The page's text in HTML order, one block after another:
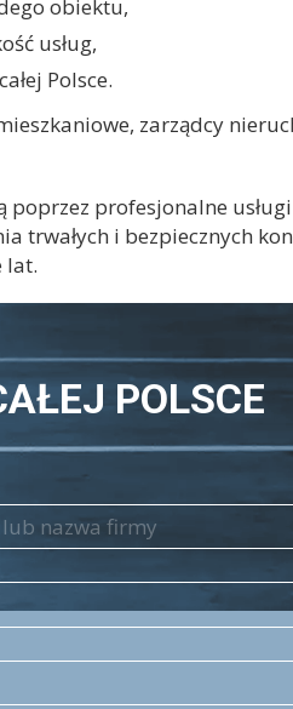
obiektu,
usług,
Polsce.
zarządcy
profesjonalne
trwałych i bezpiecznych
lat.
POLSCE